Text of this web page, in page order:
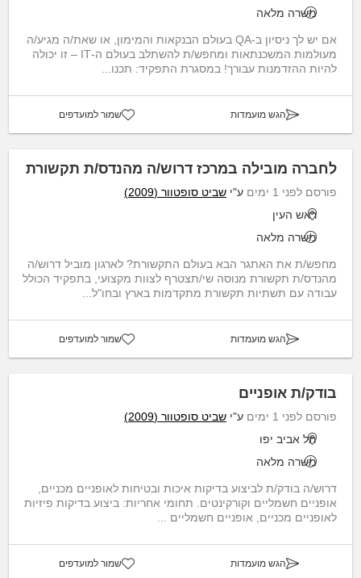
משרה מלאה
אם יש לך ניסיון ב-QA בעולם הבנקאות והמימון, או שאת/ה מגיע/ה
מעולמות המשכנתאות ומחפש/ת להשתלב בעולם ה-IT – זו יכולה
להיות ההזדמנות עבורך! במסגרת התפקיד: תכנו...
הגש מועמדות שמור למועדפים
לחברה מובילה במרכז דרוש/ה מהנדס/ת תקשורת
פורסם לפני 1 ימים ע"י שביט סופטוור (2009)
ראש העין
משרה מלאה
מחפש/ת את האתגר הבא בעולם התקשורת? לארגון מוביל דרוש/ה
מהנדס/ת תקשורת מנוסה שי/תצטרף לצוות מקצועי, בתפקיד הכולל
עבודה עם תשתיות תקשורת מתקדמות בארץ ובחו"ל...
הגש מועמדות שמור למועדפים
בודק/ת אופניים
פורסם לפני 1 ימים ע"י שביט סופטוור (2009)
תל אביב יפו
משרה מלאה
דרוש/ה בודק/ת לביצוע בדיקות איכות ובטיחות לאופניים מכניים,
אופניים חשמליים וקורקינטים. תחומי אחריות: ביצוע בדיקות פיזיות
לאופניים מכניים, אופניים חשמליים ...
הגש מועמדות שמור למועדפים